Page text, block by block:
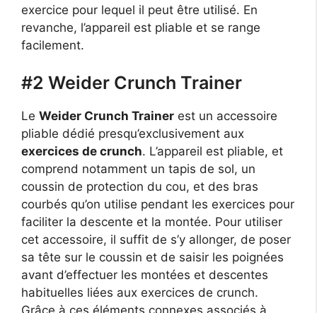
exercice pour lequel il peut être utilisé. En
revanche, l’appareil est pliable et se range
facilement.
#2 Weider Crunch Trainer
Le Weider Crunch Trainer est un accessoire
pliable dédié presqu’exclusivement aux
exercices de crunch. L’appareil est pliable, et
comprend notamment un tapis de sol, un
coussin de protection du cou, et des bras
courbés qu’on utilise pendant les exercices pour
faciliter la descente et la montée. Pour utiliser
cet accessoire, il suffit de s’y allonger, de poser
sa tête sur le coussin et de saisir les poignées
avant d’effectuer les montées et descentes
habituelles liées aux exercices de crunch.